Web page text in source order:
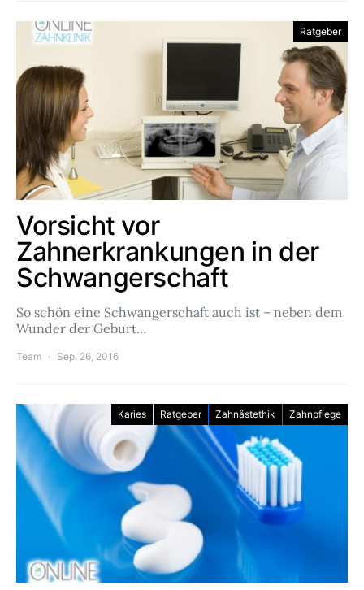
Ratgeber
Vorsicht vor
Zahnerkrankungen in der
Schwangerschaft
So schön eine Schwangerschaft auch ist – neben dem
Wunder der Geburt…
Team Sep. 26, 2016
Karies Ratgeber Zahnästethik Zahnpflege